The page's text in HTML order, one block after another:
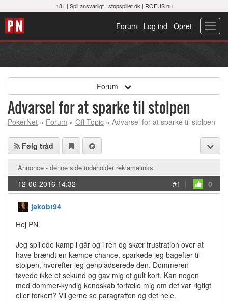
18+ | Spil ansvarligt| stopspillet.dk | ROFUS.nu
Opret
Log ind
Forum
Forum
Advarsel for at sparke til stolpen
PokerNet » Forum » Off-Topic » Advarsel for at sparke til stolpen
Følg tråd
Annonce - denne side indeholder reklamelinks.
12-06-2016 14:32 #1 | 0
jakobt94
Hej PN
Jeg spillede kamp i går og i ren og skær frustration over at
have brændt en kæmpe chance, sparkede jeg bagefter til
stolpen, hvorefter jeg genpladserede den. Dommeren
tøvede ikke et sekund og gav mig et gult kort. Kan nogen
med dommer-kyndig kendskab fortælle mig om det var rigtigt
eller forkert? Vil gerne se paragraffen og det hele.